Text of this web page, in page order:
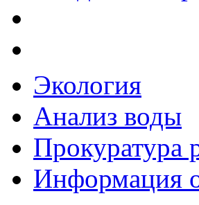
Экология
Анализ воды
Прокуратура
Информация